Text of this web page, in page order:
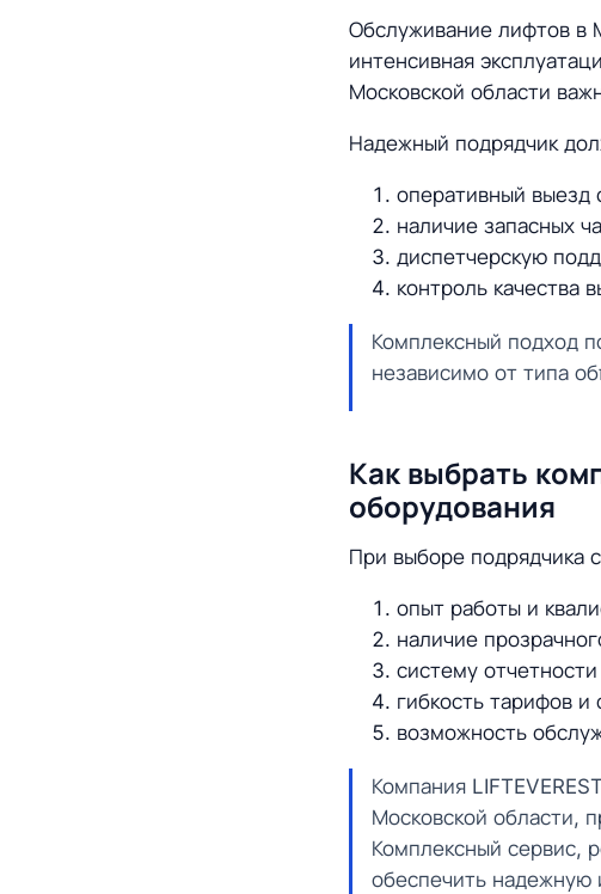
Обслуживание лифтов в
интенсивная
Московской области
Надежный подрядчик
оперативный выезд
наличие запасных
диспетчерскую
контроль качества
Комплексный подход
независимо от типа
Как выбрать
оборудования
При выборе подрядчика
опыт работы и
наличие
систему
гибкость тарифов
возможность
Компания
Московской области,
Комплексный сервис,
обеспечить надежную